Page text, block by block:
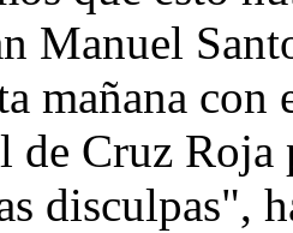
Manuel
mañana
de Cruz Roja
disculpas",